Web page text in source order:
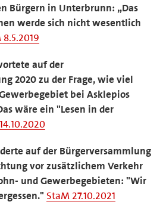
Bürgern in Unterbrunn: „Das
werde sich nicht wesentlich
8.5.2019
auf der
2020 zu der Frage, wie viel
bei Asklepios
wäre ein "Lesen in der
auf der Bürgerversammlung
vor zusätzlichem Verkehr
und Gewerbegebieten: "Wir
StaM 27.10.2021